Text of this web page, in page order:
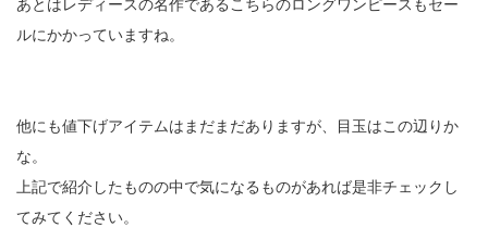
あとはレディースの名作であるこちらのロングワンピースもセー
ルにかかっていますね。
他にも値下げアイテムはまだまだありますが、目玉はこの辺りか
な。
上記で紹介したものの中で気になるものがあれば是非チェックし
てみてください。